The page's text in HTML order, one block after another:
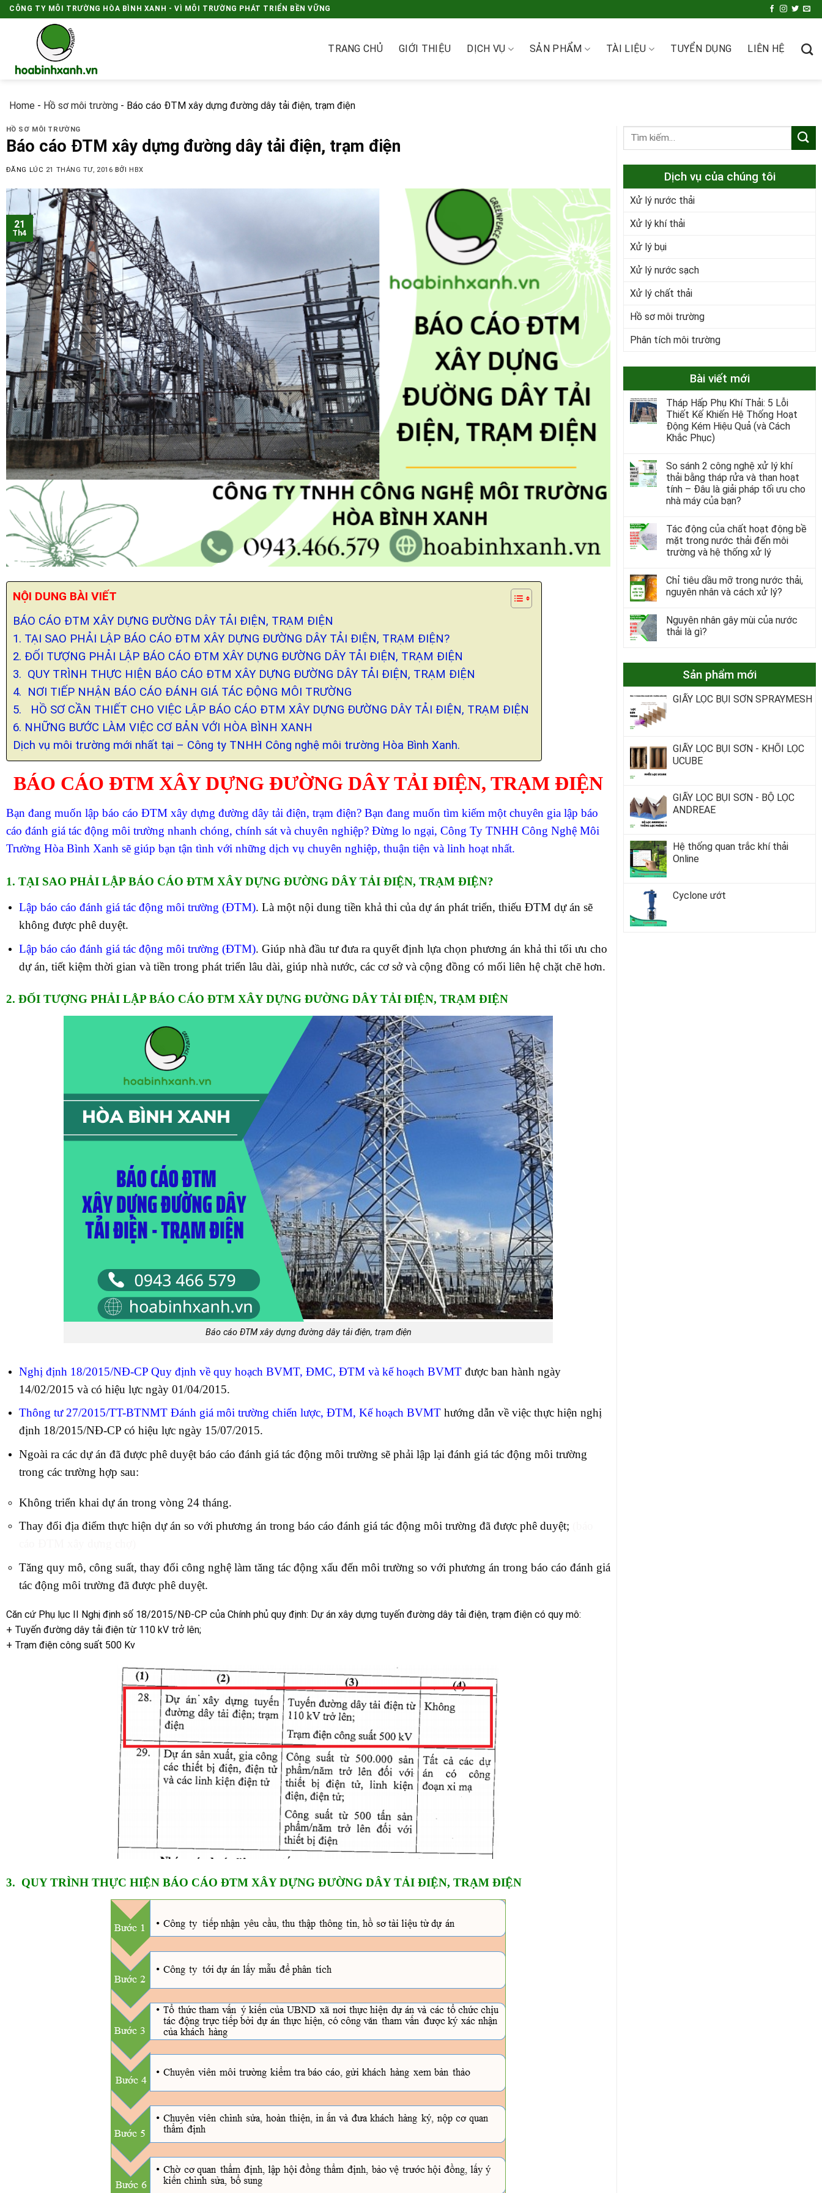
Skip
to
CÔNG TY MÔI TRƯỜNG HÒA BÌNH XANH - VÌ MÔI TRƯỜNG PHÁT TRIỂN BỀN VỮNG
TRANG CHỦ GIỚI THIỆU DỊCH VỤ SẢN PHẨM TÀI LIỆU TUYỂN DỤNG LIÊN HỆ
Home - Hồ sơ môi trường - Báo cáo ĐTM xây dựng đường dây tải điện, trạm điện
HỒ SƠ MÔI TRƯỜNG
Báo cáo ĐTM xây dựng đường dây tải điện, trạm điện
ĐĂNG LÚC 21 THÁNG TƯ, 2016 BỞI HBX
21
Th4
NỘI DUNG BÀI VIẾT
BÁO CÁO ĐTM XÂY DỰNG ĐƯỜNG DÂY TẢI ĐIỆN, TRẠM ĐIỆN
1. TẠI SAO PHẢI LẬP BÁO CÁO ĐTM XÂY DỰNG ĐƯỜNG DÂY TẢI ĐIỆN, TRẠM ĐIỆN?
2. ĐỐI TƯỢNG PHẢI LẬP BÁO CÁO ĐTM XÂY DỰNG ĐƯỜNG DÂY TẢI ĐIỆN, TRẠM ĐIỆN
3. QUY TRÌNH THỰC HIỆN BÁO CÁO ĐTM XÂY DỰNG ĐƯỜNG DÂY TẢI ĐIỆN, TRẠM ĐIỆN
4. NƠI TIẾP NHẬN BÁO CÁO ĐÁNH GIÁ TÁC ĐỘNG MÔI TRƯỜNG
5. HỒ SƠ CẦN THIẾT CHO VIỆC LẬP BÁO CÁO ĐTM XÂY DỰNG ĐƯỜNG DÂY TẢI ĐIỆN, TRẠM ĐIỆN
6. NHỮNG BƯỚC LÀM VIỆC CƠ BẢN VỚI HÒA BÌNH XANH
Dịch vụ môi trường mới nhất tại – Công ty TNHH Công nghệ môi trường Hòa Bình Xanh.
BÁO CÁO ĐTM XÂY DỰNG ĐƯỜNG DÂY TẢI ĐIỆN, TRẠM ĐIỆN
Bạn đang muốn lập báo cáo ĐTM xây dựng đường dây tải điện, trạm điện? Bạn đang muốn tìm kiếm một chuyên gia lập báo
cáo đánh giá tác động môi trường nhanh chóng, chính sát và chuyên nghiệp? Đừng lo ngại, Công Ty TNHH Công Nghệ Môi
Trường Hòa Bình Xanh sẽ giúp bạn tận tình với những dịch vụ chuyên nghiệp, thuận tiện và linh hoạt nhất.
1. TẠI SAO PHẢI LẬP BÁO CÁO ĐTM XÂY DỰNG ĐƯỜNG DÂY TẢI ĐIỆN, TRẠM ĐIỆN?
Lập báo cáo đánh giá tác động môi trường (ĐTM). Là một nội dung tiền khả thi của dự án phát triển, thiếu ĐTM dự án sẽ
không được phê duyệt.
Lập báo cáo đánh giá tác động môi trường (ĐTM). Giúp nhà đầu tư đưa ra quyết định lựa chọn phương án khả thi tối ưu cho
dự án, tiết kiệm thời gian và tiền trong phát triển lâu dài, giúp nhà nước, các cơ sở và cộng đồng có mối liên hệ chặt chẽ hơn.
2. ĐỐI TƯỢNG PHẢI LẬP BÁO CÁO ĐTM XÂY DỰNG ĐƯỜNG DÂY TẢI ĐIỆN, TRẠM ĐIỆN
Báo cáo ĐTM xây dựng đường dây tải điện, trạm điện
Nghị định 18/2015/NĐ-CP Quy định về quy hoạch BVMT, ĐMC, ĐTM và kế hoạch BVMTđược ban hành ngày
14/02/2015 và có hiệu lực ngày 01/04/2015.
Thông tư 27/2015/TT-BTNMT Đánh giá môi trường chiến lược, ĐTM, Kế hoạch BVMThướng dẫn về việc thực hiện nghị
định 18/2015/NĐ-CP có hiệu lực ngày 15/07/2015.
Ngoài ra các dự án đã được phê duyệt báo cáo đánh giá tác động môi trường sẽ phải lập lại đánh giá tác động môi trường
trong các trường hợp sau:
Không triển khai dự án trong vòng 24 tháng.
Thay đổi địa điểm thực hiện dự án so với phương án trong báo cáo đánh giá tác động môi trường đã được phê duyệt;
Tăng quy mô, công suất, thay đổi công nghệ làm tăng tác động xấu đến môi trường so với phương án trong báo cáo đánh giá
tác động môi trường đã được phê duyệt.
Căn cứ Phụ lục II Nghị định số 18/2015/NĐ-CP của Chính phủ quy định: Dự án xây dựng tuyến đường dây tải điện, trạm điện có quy mô:
+ Tuyến đường dây tải điện từ 110 kV trở lên;
+ Trạm điện công suất 500 Kv
3. QUY TRÌNH THỰC HIỆN BÁO CÁO ĐTM XÂY DỰNG ĐƯỜNG DÂY TẢI ĐIỆN, TRẠM ĐIỆN
Dịch vụ của chúng tôi
Xử lý nước thải
Xử lý khí thải
Xử lý bụi
Xử lý nước sạch
Xử lý chất thải
Hồ sơ môi trường
Phân tích môi trường
Bài viết mới
Tháp Hấp Phụ Khí Thải: 5 Lỗi
Thiết Kế Khiến Hệ Thống Hoạt
Động Kém Hiệu Quả (và Cách
Khắc Phục)
So sánh 2 công nghệ xử lý khí
thải bằng tháp rửa và than hoạt
tính – Đâu là giải pháp tối ưu cho
nhà máy của bạn?
Tác động của chất hoạt động bề
mặt trong nước thải đến môi
trường và hệ thống xử lý
Chỉ tiêu dầu mỡ trong nước thải,
nguyên nhân và cách xử lý?
Nguyên nhân gây mùi của nước
thải là gì?
Sản phẩm mới
GIẤY LỌC BỤI SƠN SPRAYMESH
GIẤY LỌC BỤI SƠN - KHỐI LỌC
UCUBE
GIẤY LỌC BỤI SƠN - BỘ LỌC
ANDREAE
Hệ thống quan trắc khí thải
Online
Cyclone ướt